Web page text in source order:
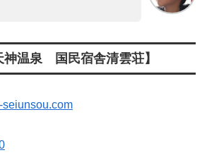
神温泉 国民宿舎清雲荘】
seiunsou.com